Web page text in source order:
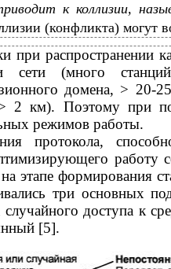
к коллизии,
(конфликта) могут
при распространении
сети (много
домена, >
2 км). Поэтому при
режимов работы.
протокола,
работу
этапе формирования
три основных
случайного доступа к
[5].